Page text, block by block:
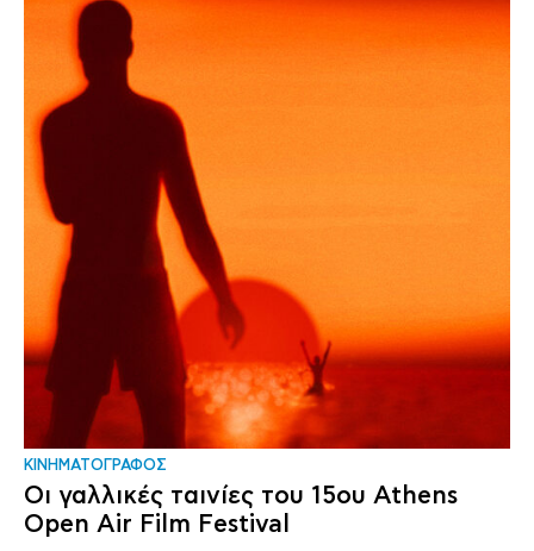
ΚΙΝΗΜΑΤΟΓΡΑΦΟΣ
Οι γαλλικές ταινίες του 15ου Athens
Open Air Film Festival